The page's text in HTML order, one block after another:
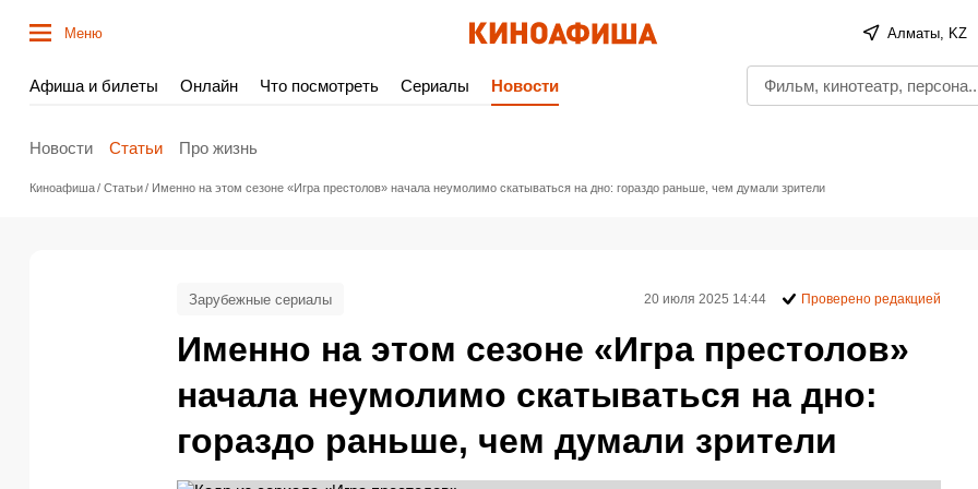
Меню Алматы, KZ
Афиша и билеты Онлайн Что посмотреть Сериалы Новости
Новости Статьи Про жизнь
Киноафиша Статьи Именно на этом сезоне «Игра престолов» начала неумолимо скатываться на дно: гораздо раньше, чем думали зрители
Именно на этом сезоне «Игра престолов»
начала неумолимо скатываться на дно:
гораздо раньше, чем думали зрители
Зарубежные сериалы 20 июля 2025 14:44 Проверено редакцией